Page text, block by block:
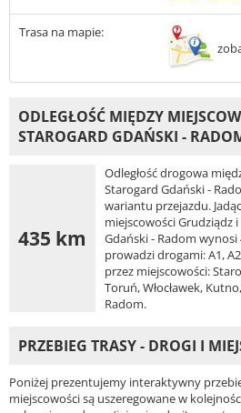
Trasa na mapie:
ODLEGŁOŚĆ MIĘDZY
STAROGARD GDAŃSKI -
435 km
Odległość drogowa
Starogard Gdański -
wariantu przejazdu.
miejscowości Grudziądz
Gdański - Radom
prowadzi drogami: A1,
przez miejscowości:
Toruń, Włocławek,
Radom.
PRZEBIEG TRASY - DROGI I
Poniżej prezentujemy interaktywny
miejscowości są uszeregowane w